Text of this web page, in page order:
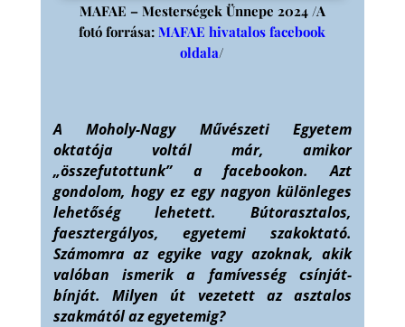
MAFAE – Mesterségek Ünnepe 2024 /A
fotó forrása:MAFAE hivatalos facebook
oldala/
A Moholy-Nagy Művészeti Egyetem
oktatója voltál már, amikor
„összefutottunk” a facebookon. Azt
gondolom, hogy ez egy nagyon különleges
lehetőség lehetett. Bútorasztalos,
faesztergályos, egyetemi szakoktató.
Számomra az egyike vagy azoknak, akik
valóban ismerik a famívesség csínját-
bínját. Milyen út vezetett az asztalos
szakmától az egyetemig?